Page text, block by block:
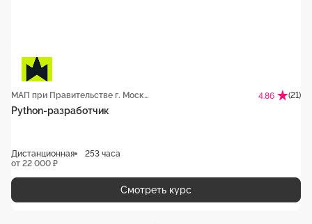
МАП при Правительстве г. Москвы 4.86 (21)
Python-разработчик
Дистанционная
253 часа
от 22 000 ₽
Смотреть курс